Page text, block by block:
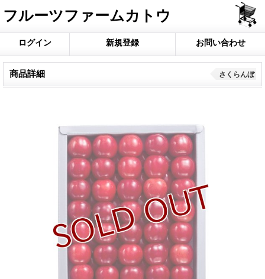
フルーツファームカトウ
ログイン 新規登録 お問い合わせ
商品詳細 さくらんぼ